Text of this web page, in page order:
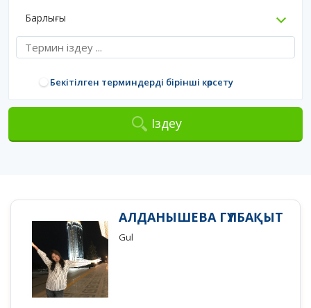
Барлығы
Бекітілген терминдерді бірінші көрсету
Іздеу
АЛДАНЫШЕВА ГҮЛБАҚЫТ
Gul